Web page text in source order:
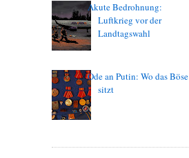
Akute Bedrohnung:
Luftkrieg vor der
Landtagswahl
Ode an Putin: Wo das Böse
sitzt